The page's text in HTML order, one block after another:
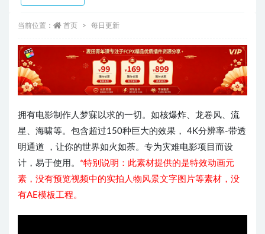
当前位置： 首页 每日更新
拥有电影制作人梦寐以求的一切。如核爆炸、龙卷风、流
星、海啸等。包含超过150种巨大的效果， 4K分辨率-带透
明通道 ，让你的世界如火如荼。专为灾难电影项目而设
计，易于使用。 *特别说明：此素材提供的是特效动画元
素，没有预览视频中的实拍人物风景文字图片等素材，没
有AE模板工程。